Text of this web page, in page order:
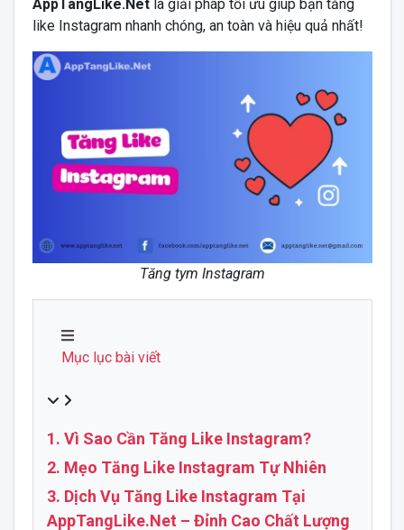
AppTangLike.Netlà giải pháp tối ưu giúp bạn tăng
like Instagram nhanh chóng, an toàn và hiệu quả nhất!
Tăng tym Instagram
Mục lục bài viết
1. Vì Sao Cần Tăng Like Instagram?
2. Mẹo Tăng Like Instagram Tự Nhiên
3. Dịch Vụ Tăng Like Instagram Tại
AppTangLike.Net – Đỉnh Cao Chất Lượng